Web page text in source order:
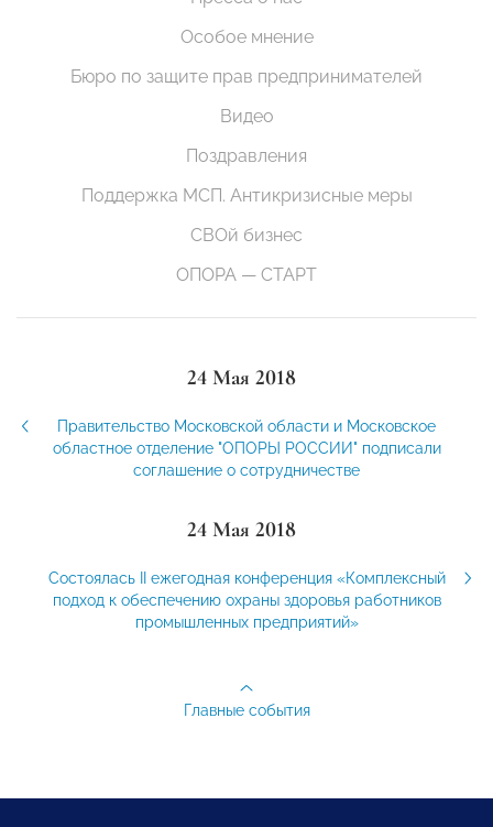
Особое мнение
Бюро по защите прав предпринимателей
Видео
Поздравления
Поддержка МСП. Антикризисные меры
СВОй бизнес
ОПОРА — СТАРТ
24 Мая 2018
Правительство Московской области и Московское
областное отделение "ОПОРЫ РОССИИ" подписали
соглашение о сотрудничестве
24 Мая 2018
Состоялась II ежегодная конференция «Комплексный
подход к обеспечению охраны здоровья работников
промышленных предприятий»
Главные события